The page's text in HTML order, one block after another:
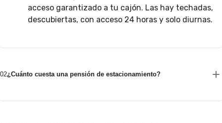
acceso garantizado a tu cajón. Las hay techadas,
descubiertas, con acceso 24 horas y solo diurnas.
02¿Cuánto cuesta una pensión de estacionamiento?